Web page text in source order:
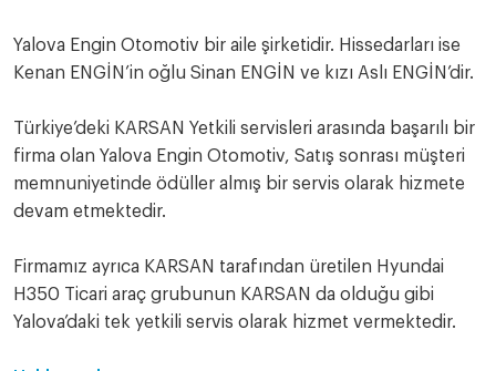
Yalova Engin Otomotiv bir aile şirketidir. Hissedarları ise
Kenan ENGİN’in oğlu Sinan ENGİN ve kızı Aslı ENGİN’dir.
Türkiye’deki KARSAN Yetkili servisleri arasında başarılı bir
firma olan Yalova Engin Otomotiv, Satış sonrası müşteri
memnuniyetinde ödüller almış bir servis olarak hizmete
devam etmektedir.
Firmamız ayrıca KARSAN tarafından üretilen Hyundai
H350 Ticari araç grubunun KARSAN da olduğu gibi
Yalova’daki tek yetkili servis olarak hizmet vermektedir.